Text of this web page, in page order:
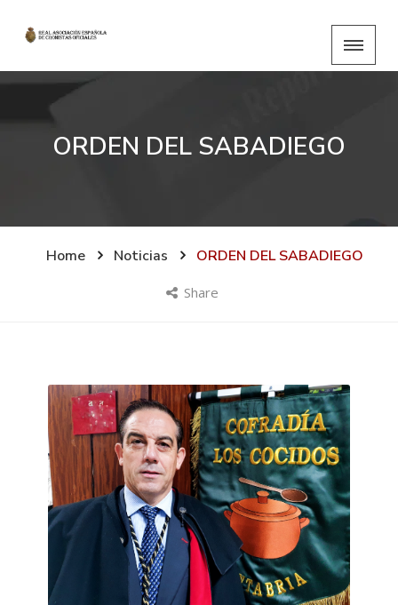
ORDEN DEL SABADIEGO
Home Noticias ORDEN DEL SABADIEGO
Share